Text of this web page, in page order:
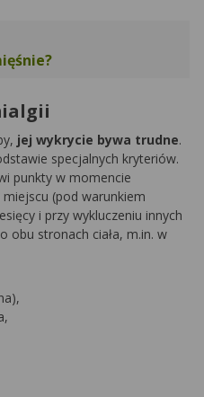
jej wykrycie bywa trudne.
specjalnych kryteriów.
punkty w momencie
(pod warunkiem
i przy wykluczeniu innych
obu stronach ciała, m.in. w